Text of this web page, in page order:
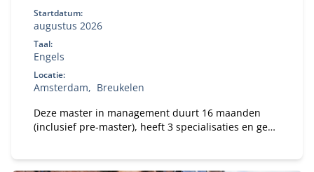
Startdatum:
augustus 2026
Taal:
Engels
Locatie:
Amsterdam
Breukelen
Deze master in management duurt 16 maanden
(inclusief pre-master), heeft 3 specialisaties en geeft